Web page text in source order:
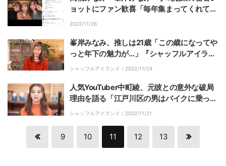
ョットにファン歓喜「毎年集まってくれて嬉
しい 」
2022/11/26
峯岸みなみ、推しは21歳「この歳になってや
っと年下の魅力が…」『シャッフルアイラン
ド Season3』
シャッフルアイランド｜ 2022/11/24
人気YouTuber中町綾、元彼との意外な破局
理由を語る「江戸川区の男はバイクに乗って
いるんですけど…」
シャッフルアイランド｜ 2022/11/21
9 10 11 12 13